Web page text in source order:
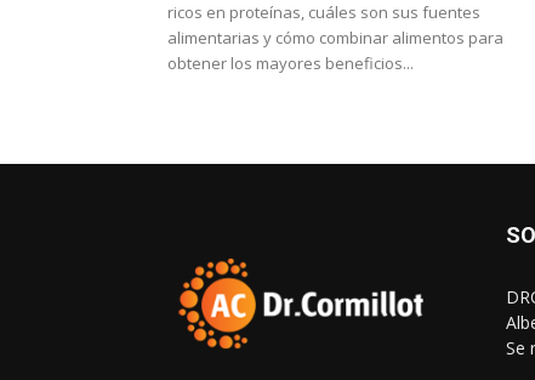
ricos en proteínas, cuáles son sus fuentes
alimentarias y cómo combinar alimentos para
obtener los mayores beneficios...
Se